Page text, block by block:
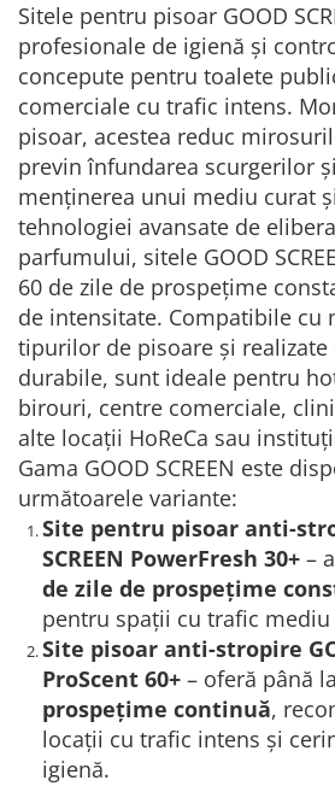
Sitele pentru pisoar GOOD
profesionale de igienă și
concepute pentru toalete
comerciale cu trafic intens.
pisoar, acestea reduc
previn înfundarea scurgerilor
menținerea unui mediu curat
tehnologiei avansate de
parfumului, sitele GOOD
60 de zile de prospețime
de intensitate. Compatibile cu
tipurilor de pisoare și
durabile, sunt ideale pentru
birouri, centre comerciale,
alte locații HoReCa sau
Gama GOOD SCREEN este
următoarele variante:
Site pentru pisoar anti-
SCREEN PowerFresh 30+ –
de zile de prospețime
pentru spații cu trafic
Site pisoar anti-stropire
ProScent 60+ – oferă până la
prospețime continuă,
locații cu trafic intens și
igienă.